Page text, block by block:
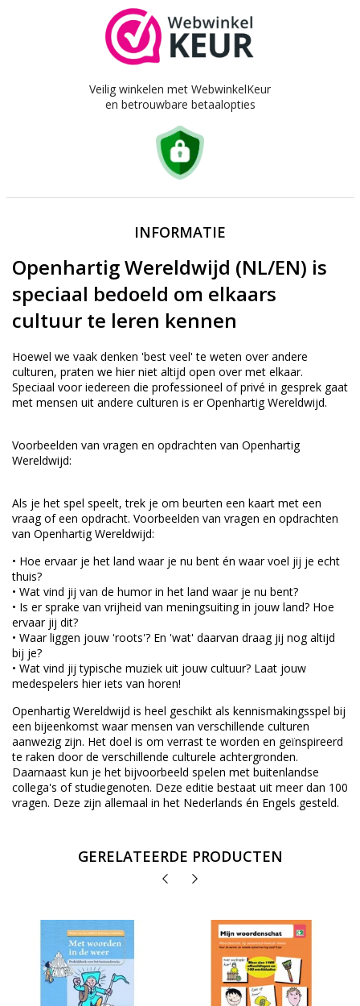
Veilig winkelen met WebwinkelKeur
en betrouwbare betaalopties
INFORMATIE
Openhartig Wereldwijd (NL/EN) is
speciaal bedoeld om elkaars
cultuur te leren kennen
Hoewel we vaak denken 'best veel' te weten over andere
culturen, praten we hier niet altijd open over met elkaar.
Speciaal voor iedereen die professioneel of privé in gesprek gaat
met mensen uit andere culturen is er Openhartig Wereldwijd.
Voorbeelden van vragen en opdrachten van Openhartig
Wereldwijd:
Als je het spel speelt, trek je om beurten een kaart met een
vraag of een opdracht. Voorbeelden van vragen en opdrachten
van Openhartig Wereldwijd:
• Hoe ervaar je het land waar je nu bent én waar voel jij je echt
thuis?
• Wat vind jij van de humor in het land waar je nu bent?
• Is er sprake van vrijheid van meningsuiting in jouw land? Hoe
ervaar jij dit?
• Waar liggen jouw 'roots'? En 'wat' daarvan draag jij nog altijd
bij je?
• Wat vind jij typische muziek uit jouw cultuur? Laat jouw
medespelers hier iets van horen!
Openhartig Wereldwijd is heel geschikt als kennismakingsspel bij
een bijeenkomst waar mensen van verschillende culturen
aanwezig zijn. Het doel is om verrast te worden en geïnspireerd
te raken door de verschillende culturele achtergronden.
Daarnaast kun je het bijvoorbeeld spelen met buitenlandse
collega's of studiegenoten. Deze editie bestaat uit meer dan 100
vragen. Deze zijn allemaal in het Nederlands én Engels gesteld.
GERELATEERDE PRODUCTEN